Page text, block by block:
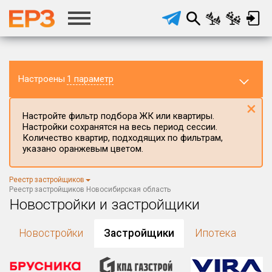
Настроены 1 параметр
Регион ЖК
Новосибирская область
Район в регионе
Настройте фильтр подбора ЖК или квартиры.
Настройки сохранятся на весь период сессии.
Количество квартир, подходящих по фильтрам,
указано оранжевым цветом.
×
Реестр застройщиков
Реестр застройщиков Новосибирская область
Новостройки и застройщики
Новостройки Застройщики Ипотека